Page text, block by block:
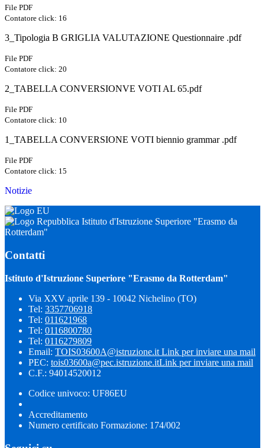
File PDF
Contatore click: 16
3_Tipologia B GRIGLIA VALUTAZIONE Questionnaire .pdf
File PDF
Contatore click: 20
2_TABELLA CONVERSIONVE VOTI AL 65.pdf
File PDF
Contatore click: 10
1_TABELLA CONVERSIONE VOTI biennio grammar .pdf
File PDF
Contatore click: 15
Notizie
Istituto d'Istruzione Superiore "Erasmo da
Rotterdam"
Contatti
Istituto d'Istruzione Superiore "Erasmo da Rotterdam"
Via XXV aprile 139 - 10042 Nichelino (TO)
Tel: 3357706918
Tel: 011621968
Tel: 0116800780
Tel: 0116279809
Email: TOIS03600A@istruzione.it Link per inviare una mail
PEC: tois03600a@pec.istruzione.itLink per inviare una mail
C.F.: 94014520012
Codice univoco: UF86EU
Accreditamento
Numero certificato Formazione: 174/002